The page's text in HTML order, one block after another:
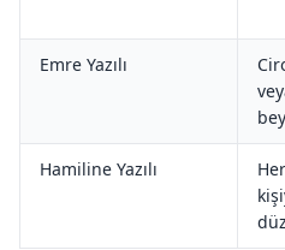
Emre Yazılı
Hamiline Yazılı